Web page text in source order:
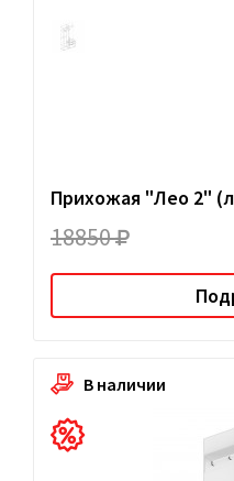
Прихожая "Лео 2"
18850
В наличии